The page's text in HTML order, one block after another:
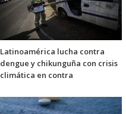
Latinoamérica lucha contra
dengue y chikunguña con crisis
climática en contra